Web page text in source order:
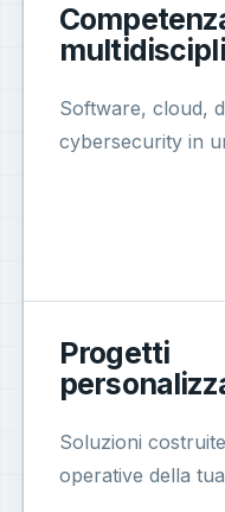
Software, cloud,
cybersecurity in
Progetti
Soluzioni
operative della